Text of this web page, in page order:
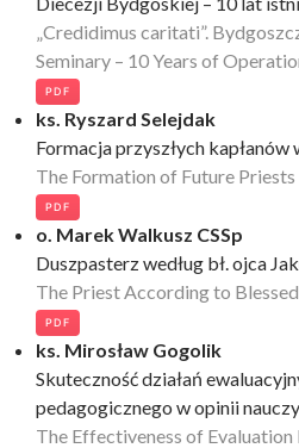
„Credidimus caritati”.
Seminary – 10 Years of
PDF
ks. Ryszard Selejdak
Formacja przyszłych kapłanów
The Formation of Future
PDF
o. Marek Walkusz CSSp
Duszpasterz według bł. ojca
The Priest According to
PDF
ks. Mirosław Gogolik
Skuteczność działań
pedagogicznego w opinii
The Effectiveness of